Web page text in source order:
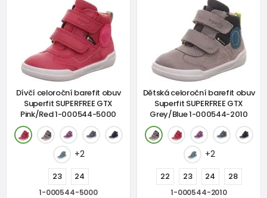
Dívčí celoroční barefit obuv
Superfit SUPERFREE GTX
Pink/Red 1-000544-5000
+2
23 24
1-000544-5000
Dětská celoroční barefit obuv
Superfit SUPERFREE GTX
Grey/Blue 1-000544-2010
+2
22 23 24 28
1-000544-2010